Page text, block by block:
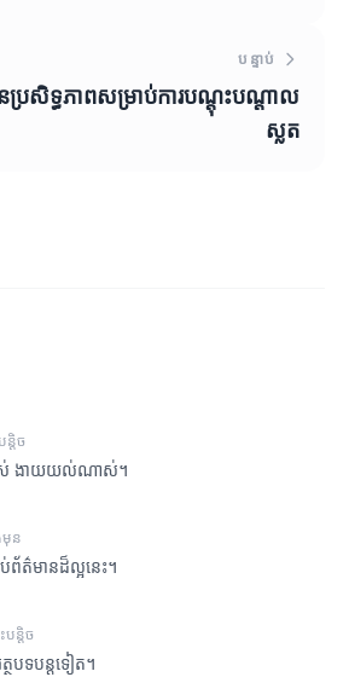
បន្ទាប់
ប្រសិទ្ធភាពសម្រាប់ការបណ្តុះបណ្តាល
ស្លត
តិច
ាស់ ងាយយល់ណាស់។
ន
ត៌មានដ៏ល្អនេះ។
បន្តិច
ថបទបន្តទៀត។